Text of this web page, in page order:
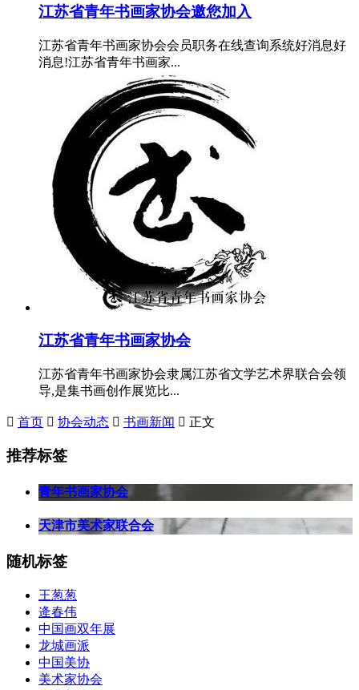
江苏省青年书画家协会邀您加入
江苏省青年书画家协会会员职务在线查询系统好消息好
消息!江苏省青年书画家...
江苏省青年书画家协会
江苏省青年书画家协会隶属江苏省文学艺术界联合会领
导,是集书画创作展览比...
 首页  协会动态  书画新闻  正文
推荐标签
青年书画家协会
天津市美术家联合会
随机标签
王葱葱
逄春伟
中国画双年展
龙城画派
中国美协
美术家协会